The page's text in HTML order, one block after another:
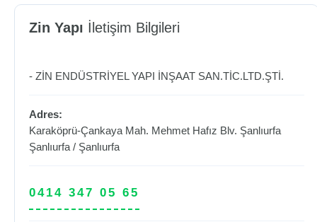
Zin Yapı İletişim Bilgileri
- ZİN ENDÜSTRİYEL YAPI İNŞAAT SAN.TİC.LTD.ŞTİ.
Adres:
Karaköprü-Çankaya Mah. Mehmet Hafız Blv. Şanlıurfa
Şanlıurfa / Şanlıurfa
0414 347 05 65